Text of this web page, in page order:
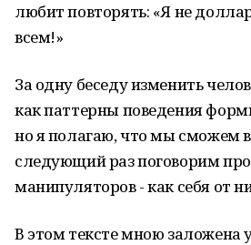
любит повторять: «Я не
всем!»
За одну беседу изменить
как паттерны поведения
но я полагаю, что мы сможем
следующий раз поговорим
манипуляторов - как себя от
В этом тексте мною заложена